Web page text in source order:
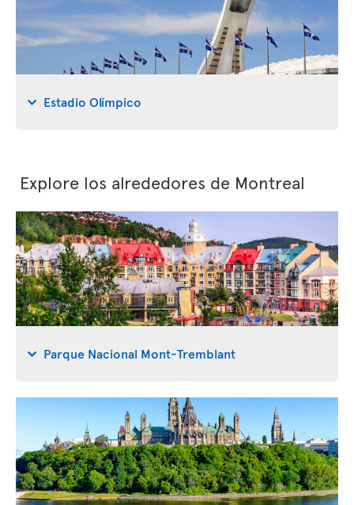
Estadio Olímpico
Explore los alrededores de Montreal
Parque Nacional Mont-Tremblant